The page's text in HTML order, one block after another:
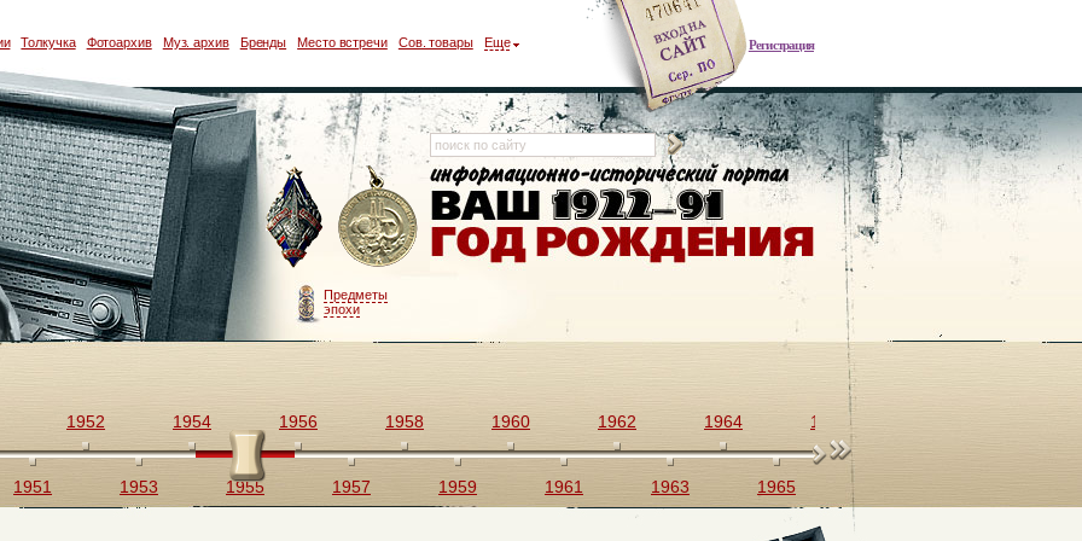
Регистрация
Толкучка Фотоархив Муз. архив Бренды Место встречи Сов. товары Еще
Предметы
эпохи
1951
1952
1953
1954
1955
1956
1957
1958
1959
1960
1961
1962
1963
1964
1965
1966